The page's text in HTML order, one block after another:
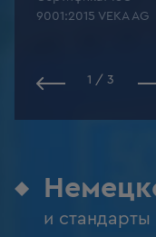
9001:2015 VEKA AG
1 / 3
и стандарты